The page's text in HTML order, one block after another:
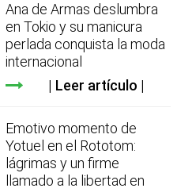
Ana de Armas deslumbra
en Tokio y su manicura
perlada conquista la moda
internacional
Leer artículo
Emotivo momento de
Yotuel en el Rototom:
lágrimas y un firme
llamado a la libertad en